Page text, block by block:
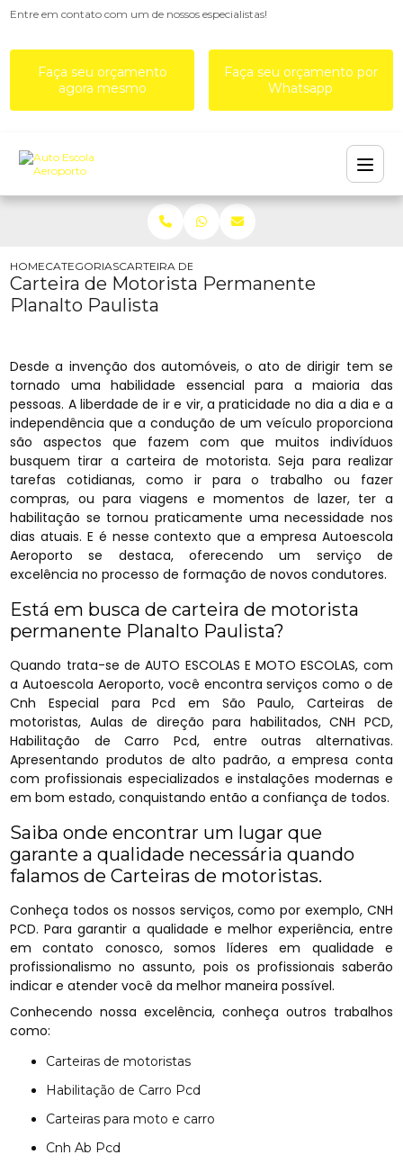
Entre em contato com um de nossos especialistas!
Faça seu orçamento
agora mesmo
Faça seu orçamento por
Whatsapp
HOMECATEGORIASCARTEIRA DE MOTORISTA PERMANENTE
Carteira de Motorista Permanente
Planalto Paulista
Desde a invenção dos automóveis, o ato de dirigir tem se
tornado uma habilidade essencial para a maioria das
pessoas. A liberdade de ir e vir, a praticidade no dia a dia e a
independência que a condução de um veículo proporciona
são aspectos que fazem com que muitos indivíduos
busquem tirar a carteira de motorista. Seja para realizar
tarefas cotidianas, como ir para o trabalho ou fazer
compras, ou para viagens e momentos de lazer, ter a
habilitação se tornou praticamente uma necessidade nos
dias atuais. E é nesse contexto que a empresa Autoescola
Aeroporto se destaca, oferecendo um serviço de
excelência no processo de formação de novos condutores.
Está em busca de carteira de motorista
permanente Planalto Paulista?
Quando trata-se de AUTO ESCOLAS E MOTO ESCOLAS, com
a Autoescola Aeroporto, você encontra serviços como o de
Cnh Especial para Pcd em São Paulo, Carteiras de
motoristas, Aulas de direção para habilitados, CNH PCD,
Habilitação de Carro Pcd, entre outras alternativas.
Apresentando produtos de alto padrão, a empresa conta
com profissionais especializados e instalações modernas e
em bom estado, conquistando então a confiança de todos.
Saiba onde encontrar um lugar que
garante a qualidade necessária quando
falamos de Carteiras de motoristas.
Conheça todos os nossos serviços, como por exemplo, CNH
PCD. Para garantir a qualidade e melhor experiência, entre
em contato conosco, somos líderes em qualidade e
profissionalismo no assunto, pois os profissionais saberão
indicar e atender você da melhor maneira possível.
Conhecendo nossa excelência, conheça outros trabalhos
como:
Carteiras de motoristas
Habilitação de Carro Pcd
Carteiras para moto e carro
Cnh Ab Pcd